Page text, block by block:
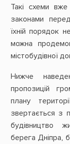
Такі схеми
законами
їхній порядок
можна
містобудівної
Нижче
пропозицій
плану
звертається з
будівництво
берега Дніпра,